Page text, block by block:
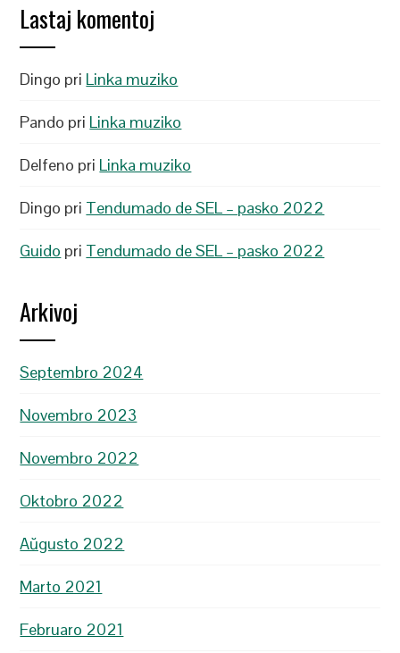
Lastaj komentoj
Dingo pri Linka muziko
Pando pri Linka muziko
Delfeno pri Linka muziko
Dingo pri Tendumado de SEL – pasko 2022
Guido pri Tendumado de SEL – pasko 2022
Arkivoj
Septembro 2024
Novembro 2023
Novembro 2022
Oktobro 2022
Aŭgusto 2022
Marto 2021
Februaro 2021